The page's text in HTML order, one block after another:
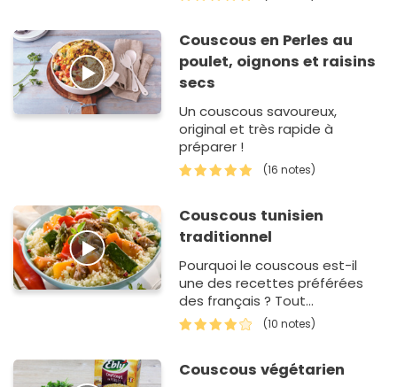
Couscous en Perles au
poulet, oignons et raisins
secs
Un couscous savoureux,
original et très rapide à
préparer !
(16 notes)
Couscous tunisien
traditionnel
Pourquoi le couscous est-il
une des recettes préférées
des français ? Tout
simplement parce que cette
recette originaire d'Afrique du
délicieuse…
(10 notes)
Couscous végétarien